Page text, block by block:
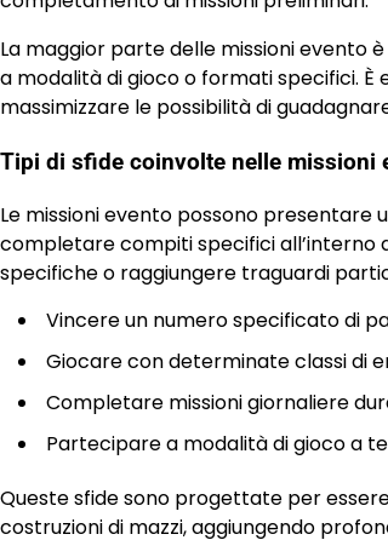
La maggior parte delle missioni evento
a modalità di gioco o formati specifici.
massimizzare le possibilità di
Tipi di sfide coinvolte nelle missioni
Le missioni evento possono
completare compiti specifici all’interno
specifiche o raggiungere traguardi
Vincere un numero specificato di
Giocare con determinate classi di
Completare missioni giornaliere
Partecipare a modalità di gioco a
Queste sfide sono progettate per
costruzioni di mazzi, aggiungendo